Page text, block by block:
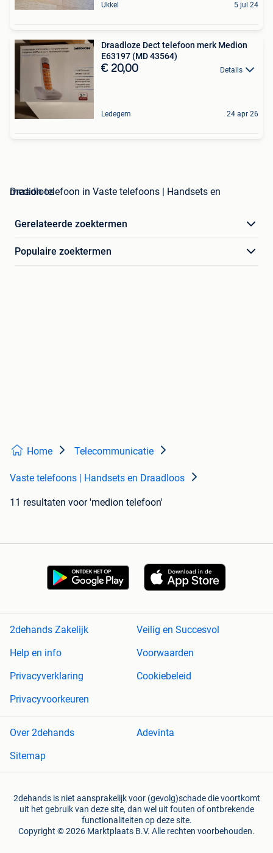
Ukkel 5 jul 24
Draadloze Dect telefoon merk Medion
E63197 (MD 43564)
€ 20,00 Details
Ledegem 24 apr 26
medion telefoon in Vaste telefoons | Handsets en Draadloos
Gerelateerde zoektermen
Populaire zoektermen
Home Telecommunicatie
Vaste telefoons | Handsets en Draadloos
11 resultaten voor 'medion telefoon'
2dehands Zakelijk
Veilig en Succesvol
Help en info
Voorwaarden
Privacyverklaring
Cookiebeleid
Privacyvoorkeuren
Over 2dehands
Adevinta
Sitemap
2dehands is niet aansprakelijk voor (gevolg)schade die voortkomt
uit het gebruik van deze site, dan wel uit fouten of ontbrekende
functionaliteiten op deze site.
Copyright © 2026 Marktplaats B.V. Alle rechten voorbehouden.